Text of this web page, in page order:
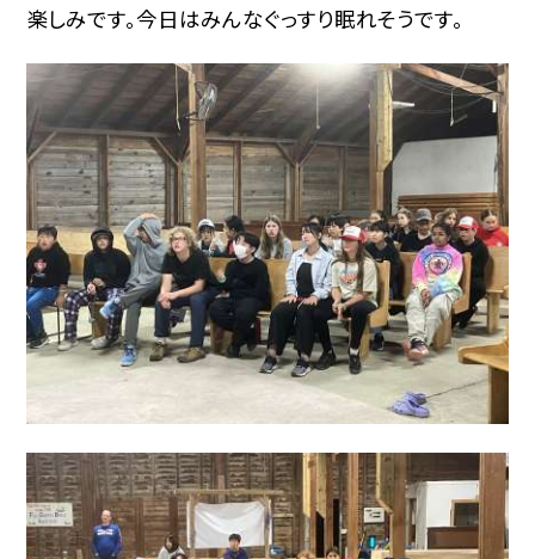
楽しみです。今日はみんなぐっすり眠れそうです。